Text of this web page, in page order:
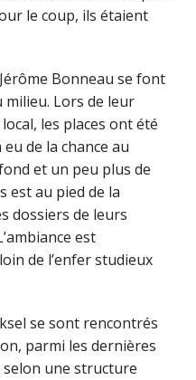
le coup, ils étaient
Bonneau se font
milieu. Lors de leur
les places ont été
de la chance au
et un peu plus de
est au pied de la
dossiers de leurs
est
de l’enfer studieux
se sont rencontrés
parmi les dernières
une structure